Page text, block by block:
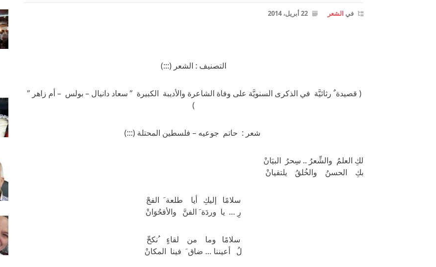
في الشعر 22 أبريل، 2014
التصنيف : الشعر (:::)
( قصيدة ٌ رثائيَّة في الذكرى السنويَّة على وفاة الشاعرة والأديبة الكبيرة ” سعاد دانيال – بولس – أم زاهر ”
)
شعر : حاتم جوعيه – فلسطين المحتلة (:::)
لكِ العلمُ والشِّعرُ .. سِحرُ البيَانْ
بكِ الحسنُ والخُلقُ يلتقيانْ
سلامًا إليكِ أيا طلعة َ الفجْ
رِ … يا وردَة َ الفنَّ والأقحُوَانْ
سلامًا وما من لقاءٍ ُنكحِّ
لُ أعيننا … ضاق َ فينا المكانْ